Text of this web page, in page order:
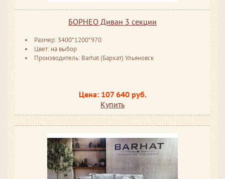
БОРНЕО Диван 3 секции
Размер: 3400*1200*970
Цвет: на выбор
Производитель: Barhat (Бархат) Ульяновск
Цена: 107 640 руб.
Купить